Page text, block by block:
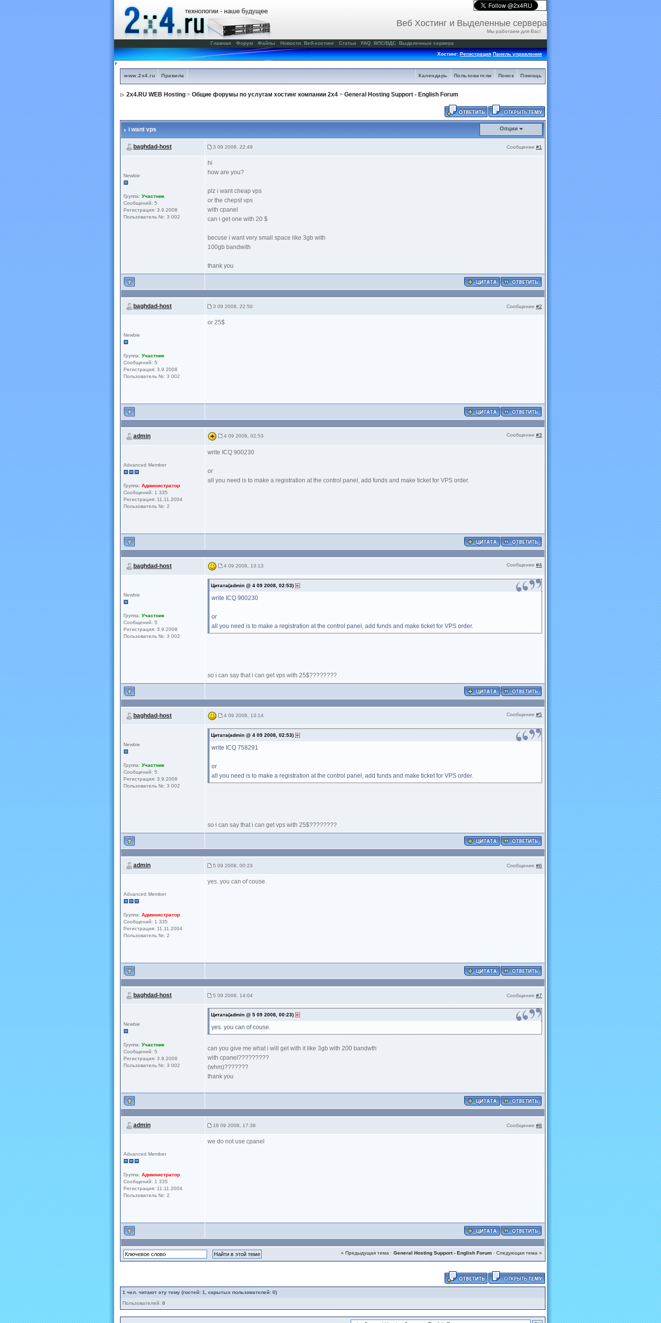
Веб Хостинг и Выделенные сервера
Мы работаем для Вас!
Главная Форум Файлы Новости Веб-хостинг Статьи FAQ ВПС/ВДС Выделенные сервера
Хостинг:Регистрация Панель управления
www.2x4.ru Правила Помощь
Поиск
Пользователи
Календарь
2x4.RU WEB Hosting > Общие форумы по услугам хостинг компании 2x4 > General Hosting Support - English Forum
i want vps Опции
baghdad-host 3 09 2008, 22:49 Сообщение #1
Newbie
Группа: Участник
Сообщений: 5
Регистрация: 3.9.2008
Пользователь №: 3 002
hi
how are you?
plz i want cheap vps
or the chepst vps
with cpanel
can i get one with 20 $
becuse i want very small space like 3gb with
100gb bandwith
thank you
baghdad-host 3 09 2008, 22:50 Сообщение #2
Newbie
Группа: Участник
Сообщений: 5
Регистрация: 3.9.2008
Пользователь №: 3 002
or 25$
admin 4 09 2008, 02:53 Сообщение #3
Advanced Member
Группа: Администратор
Сообщений: 1 335
Регистрация: 11.11.2004
Пользователь №: 2
write ICQ 900230
or
all you need is to make a registration at the control panel, add funds and make ticket for VPS order.
baghdad-host 4 09 2008, 13:13 Сообщение #4
Newbie
Группа: Участник
Сообщений: 5
Регистрация: 3.9.2008
Пользователь №: 3 002
Цитата(admin @ 4 09 2008, 02:53)
write ICQ 900230
or
all you need is to make a registration at the control panel, add funds and make ticket for VPS order.
so i can say that i can get vps with 25$????????
baghdad-host 4 09 2008, 13:14 Сообщение #5
Newbie
Группа: Участник
Сообщений: 5
Регистрация: 3.9.2008
Пользователь №: 3 002
Цитата(admin @ 4 09 2008, 02:53)
write ICQ 758291
or
all you need is to make a registration at the control panel, add funds and make ticket for VPS order.
so i can say that i can get vps with 25$????????
admin 5 09 2008, 00:23 Сообщение #6
Advanced Member
Группа: Администратор
Сообщений: 1 335
Регистрация: 11.11.2004
Пользователь №: 2
yes. you can of couse.
baghdad-host 5 09 2008, 14:04 Сообщение #7
Newbie
Группа: Участник
Сообщений: 5
Регистрация: 3.9.2008
Пользователь №: 3 002
Цитата(admin @ 5 09 2008, 00:23)
yes. you can of couse.
can you give me what i will get with it like 3gb with 200 bandwth
with cpanel?????????
(whm)???????
thank you
admin 18 09 2008, 17:38 Сообщение #8
Advanced Member
Группа: Администратор
Сообщений: 1 335
Регистрация: 11.11.2004
Пользователь №: 2
we do not use cpanel
« Предыдущая тема · General Hosting Support - English Forum · Следующая тема »
1 чел. читают эту тему (гостей: 1, скрытых пользователей: 0)
Пользователей: 0